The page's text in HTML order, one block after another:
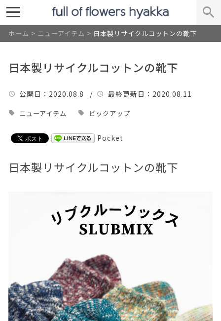
ホーム > ニューアイテム > 日本製リサイクルコットンの靴下
日本製リサイクルコットンの靴下
公開日 ：2020.08.8 / 最終更新日 ：2020.08.11
ニューアイテム ピックアップ
Pocket
日本製リサイクルコットンの靴下